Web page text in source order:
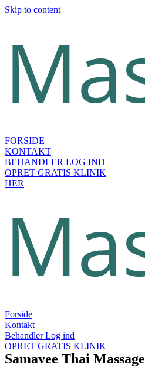
Skip to content
FORSIDE
KONTAKT
BEHANDLER LOG IND
OPRET GRATIS KLINIK
HER
Forside
Kontakt
Behandler Log ind
OPRET GRATIS KLINIK
Samavee Thai Massage